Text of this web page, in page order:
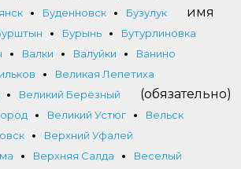
Буденновск
Бузулук
Бурынь
Бутурлиновка
Валки Валуйки
Ванино
Великая Лепетиха
Великий Берёзный
Великий Устюг
Вельск
Верхний Уфалей
Верхняя Салда
Веселый
имя
(обязательно)